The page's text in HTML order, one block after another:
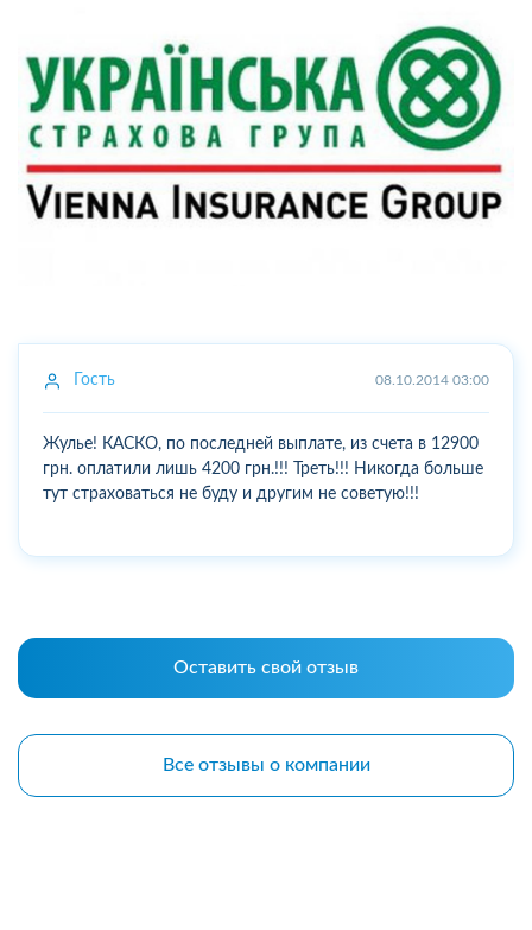
Гость 08.10.2014 03:00
Жулье! КАСКО, по последней выплате, из счета в 12900
грн. оплатили лишь 4200 грн.!!! Треть!!! Никогда больше
тут страховаться не буду и другим не советую!!!
Оставить свой отзыв
Все отзывы о компании